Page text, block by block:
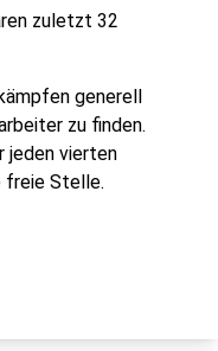
zuletzt 32
generell
zu finden.
jeden vierten
freie Stelle.